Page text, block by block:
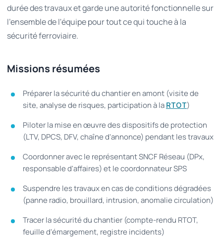
durée des travaux et garde une autorité fonctionnelle sur
l'ensemble de l'équipe pour tout ce qui touche à la
sécurité ferroviaire.
Missions résumées
Préparer la sécurité du chantier en amont (visite de
site, analyse de risques, participation à la RTOT)
Piloter la mise en œuvre des dispositifs de protection
(LTV, DPCS, DFV, chaîne d'annonce) pendant les travaux
Coordonner avec le représentant SNCF Réseau (DPx,
responsable d'affaires) et le coordonnateur SPS
Suspendre les travaux en cas de conditions dégradées
(panne radio, brouillard, intrusion, anomalie circulation)
Tracer la sécurité du chantier (compte-rendu RTOT,
feuille d'émargement, registre incidents)